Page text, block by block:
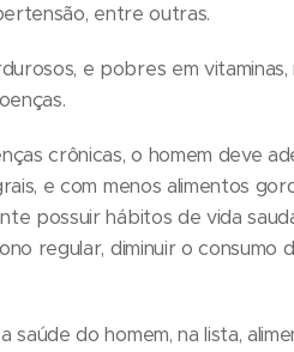
entre outras.
e pobres em
crônicas, o homem deve
e com menos alimentos
possuir hábitos de vida
regular, diminuir o consumo
do homem, na lista,